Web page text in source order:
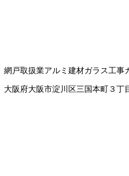
網戸取扱業アルミ建材ガラス工事
大阪府大阪市淀川区三国本町３丁